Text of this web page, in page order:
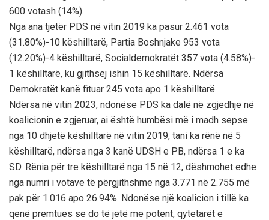
600 votash (14%).
Nga ana tjetër PDS në vitin 2019 ka pasur 2.461 vota
(31.80%)-10 këshilltarë, Partia Boshnjake 953 vota
(12.20%)-4 këshilltarë, Socialdemokratët 357 vota (4.58%)-
1 këshilltarë, ku gjithsej ishin 15 këshilltarë. Ndërsa
Demokratët kanë fituar 245 vota apo 1 këshilltarë.
Ndërsa në vitin 2023, ndonëse PDS ka dalë në zgjedhje në
koalicionin e zgjeruar, ai është humbësi më i madh sepse
nga 10 dhjetë këshilltarë në vitin 2019, tani ka rënë në 5
këshilltarë, ndërsa nga 3 kanë UDSH e PB, ndërsa 1 e ka
SD. Rënia për tre këshilltarë nga 15 në 12, dëshmohet edhe
nga numri i votave të përgjithshme nga 3.771 në 2.755 më
pak për 1.016 apo 26.94%. Ndonëse një koalicion i tillë ka
qenë premtues se do të jetë me potent, qytetarët e